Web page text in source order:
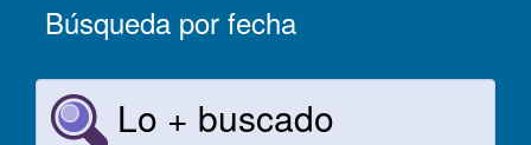
Búsqueda por fecha
Lo + buscado